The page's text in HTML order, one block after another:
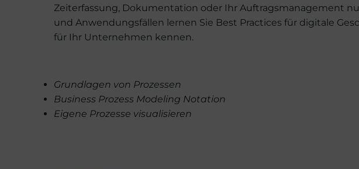
Zeiterfassung, Dokumentation oder Ihr Auftragsmanagement
und Anwendungsfällen lernen Sie Best Practices für digitale
für Ihr Unternehmen kennen.
Grundlagen von Prozessen
Business Prozess Modeling Notation
Eigene Prozesse visualisieren